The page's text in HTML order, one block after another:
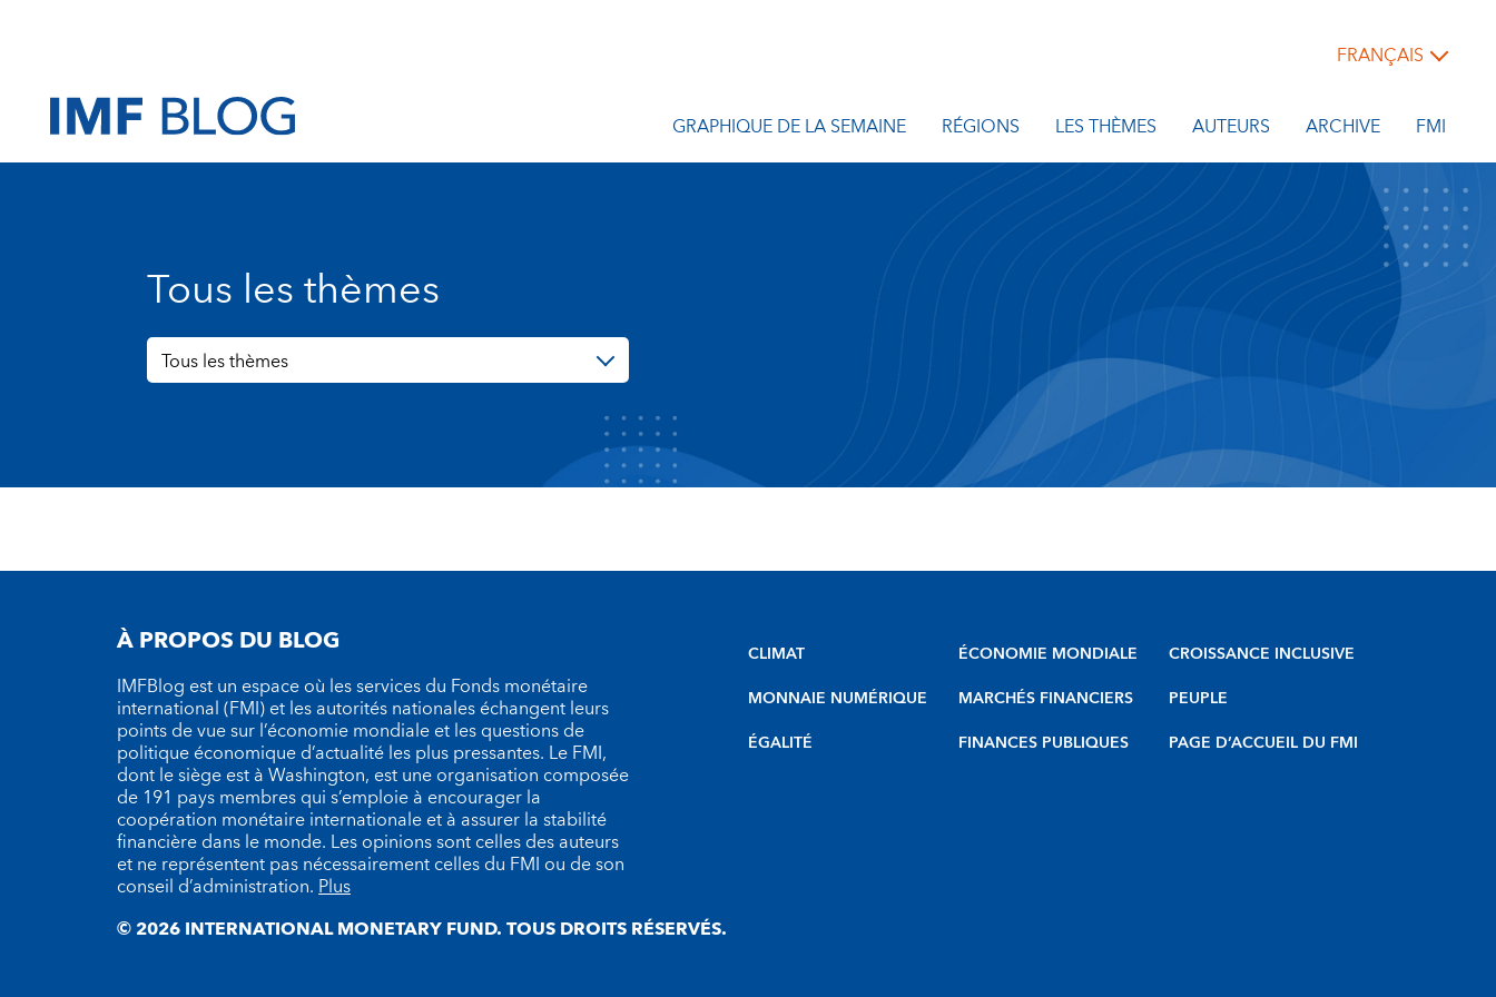
FRANÇAIS
GRAPHIQUE DE LA SEMAINE RÉGIONS LES THÈMES AUTEURS ARCHIVE FMI
Tous les thèmes
Tous les thèmes
À PROPOS DU BLOG
IMFBlog est un espace où les services du Fonds monétaire
international (FMI) et les autorités nationales échangent leurs
points de vue sur l’économie mondiale et les questions de
politique économique d’actualité les plus pressantes. Le FMI,
dont le siège est à Washington, est une organisation composée
de 191 pays membres qui s’emploie à encourager la
coopération monétaire internationale et à assurer la stabilité
financière dans le monde. Les opinions sont celles des auteurs
et ne représentent pas nécessairement celles du FMI ou de son
conseil d’administration.Plus
CLIMAT
MONNAIE NUMÉRIQUE
ÉGALITÉ
ÉCONOMIE MONDIALE
MARCHÉS FINANCIERS
FINANCES PUBLIQUES
CROISSANCE INCLUSIVE
PEUPLE
PAGE D’ACCUEIL DU FMI
© 2026 INTERNATIONAL MONETARY FUND. TOUS DROITS RÉSERVÉS.